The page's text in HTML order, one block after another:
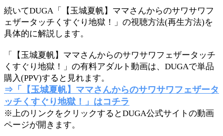
続いてDUGA「【玉城夏帆】ママさんからのサワサワフ
ェザータッチくすぐり地獄！」の視聴方法(再生方法)を
具体的に解説します。
「【玉城夏帆】ママさんからのサワサワフェザータッチ
くすぐり地獄！」の有料アダルト動画は、DUGAで単品
購入(PPV)すると見れます。
⇒「【玉城夏帆】ママさんからのサワサワフェザータ
ッチくすぐり地獄！」はコチラ
※上のリンクをクリックするとDUGA公式サイトの動画
ページが開きます。